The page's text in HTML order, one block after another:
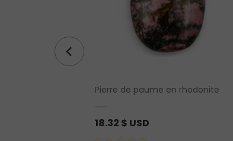
Pierre de paume en rhodonite
18.32 $ USD